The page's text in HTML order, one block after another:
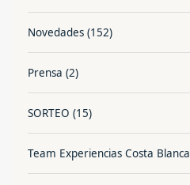
Novedades (152)
Prensa (2)
SORTEO (15)
Team Experiencias Costa Blanca